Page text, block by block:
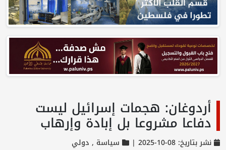
أردوغان: هجمات إسرائيل ليست
دفاعا مشروعا بل إبادة وإرهاب
نشر بتاريخ: 08-10-2025 | سياسة , دولي